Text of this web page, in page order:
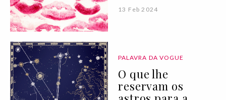
13 Feb 2024
PALAVRA DA VOGUE
O que lhe
reservam os